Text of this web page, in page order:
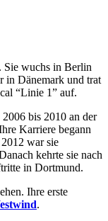
Sie wuchs in Berlin
in Dänemark und trat
“Linie 1” auf.
bis 2010 an der
Karriere begann
war sie
kehrte sie nach
in Dortmund.
Ihre erste
.